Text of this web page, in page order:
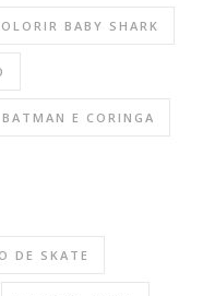
BABY SHARK
E CORINGA
DE SKATE